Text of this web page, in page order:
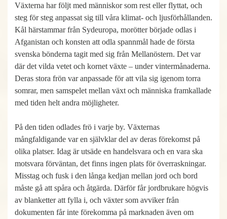
Växterna har följt med människor som rest eller flyttat, och
steg för steg anpassat sig till våra klimat- och ljusförhållanden.
Kål härstammar från Sydeuropa, morötter började odlas i
Afganistan och konsten att odla spannmål hade de första
svenska bönderna tagit med sig från Mellanöstern. Det var
där det vilda vetet och kornet växte – under vintermånaderna.
Deras stora frön var anpassade för att vila sig igenom torra
somrar, men samspelet mellan växt och människa framkallade
med tiden helt andra möjligheter.
På den tiden odlades frö i varje by. Växternas
mångfaldigande var en självklar del av deras förekomst på
olika platser. Idag är utsäde en handelsvara och en vara ska
motsvara förväntan, det finns ingen plats för överraskningar.
Misstag och fusk i den långa kedjan mellan jord och bord
måste gå att spåra och åtgärda. Därför får jordbrukare högvis
av blanketter att fylla i, och växter som avviker från
dokumenten får inte förekomma på marknaden även om